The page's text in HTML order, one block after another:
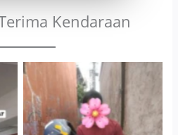
Kendaraan